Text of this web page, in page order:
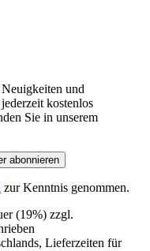
und
kostenlos
Sie in unserem
abonnieren
zur Kenntnis genommen.
(19%) zzgl.
Lieferzeiten für